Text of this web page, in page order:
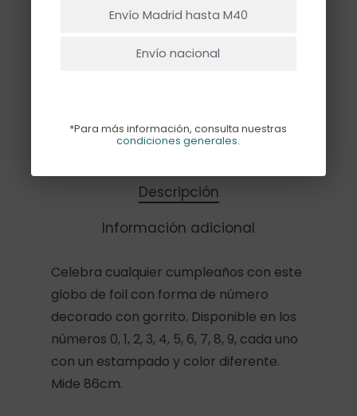
Descripción
Información adicional
Celebra cualquier cumpleaños con este
globo de foil con forma de número
decorado con gorrito. Disponible en los
números 0, 1, 2, 3, 4, 5, 6, 7, 8, 9, cada uno
con un estampado y color diferente.
Mide 86cm.
Envío Madrid hasta M40
Envío nacional
*Para más información, consulta nuestras
condiciones generales.